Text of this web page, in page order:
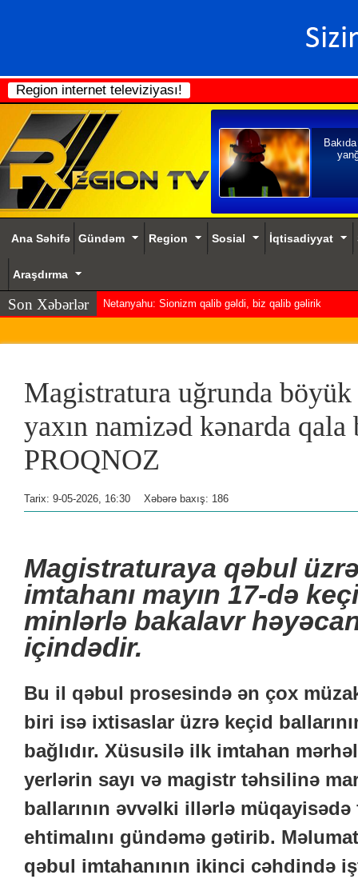
Region internet televiziyası!
Ana Səhifə Gündəm Region Sosial İqtisadiyyat
Araşdırma
Son Xəbərlər Netanyahu: Sionizm qalib gəldi, biz qalib gəlirik
Magistratura uğrunda
yaxın namizəd kənarda
PROQNOZ
Tarix: 9-05-2026, 16:30 Xəbərə baxış: 186
Magistraturaya qəbul
imtahanı mayın 17-də
minlərlə bakalavr
içindədir.
Bu il qəbul prosesində ən çox
biri isə ixtisaslar üzrə keçid
bağlıdır. Xüsusilə ilk imtahan
yerlərin sayı və magistr təhsilinə
ballarının əvvəlki illərlə
ehtimalını gündəmə gətirib.
qəbul imtahanının ikinci cəhdində